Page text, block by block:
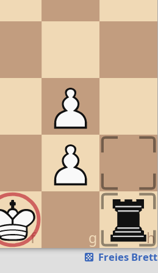
f g h
Freies Brett